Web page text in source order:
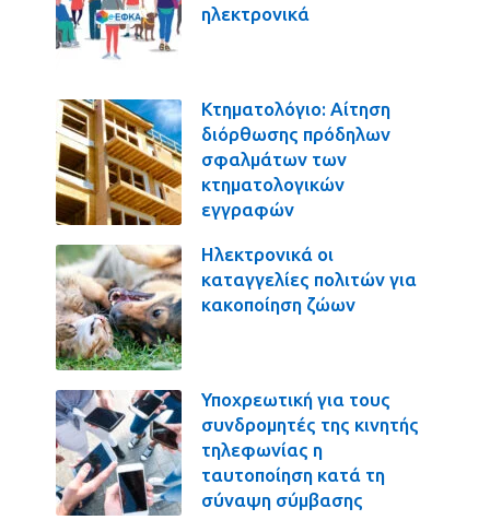
ηλεκτρονικά
Κτηματολόγιο: Αίτηση
διόρθωσης πρόδηλων
σφαλμάτων των
κτηματολογικών
εγγραφών
Ηλεκτρονικά οι
καταγγελίες πολιτών για
κακοποίηση ζώων
Υποχρεωτική για τους
συνδρομητές της κινητής
τηλεφωνίας η
ταυτοποίηση κατά τη
σύναψη σύμβασης